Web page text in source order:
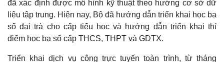
đã xác định được mô hình kỹ thuật theo hướng cơ sở dữ
liệu tập trung. Hiện nay, Bộ đã hướng dẫn triển khai học bạ
số đại trà cho cấp tiểu học và hướng dẫn triển khai thí
điểm học bạ số cấp THCS, THPT và GDTX.
Triển khai dịch vụ công trực tuyến toàn trình, từ tháng